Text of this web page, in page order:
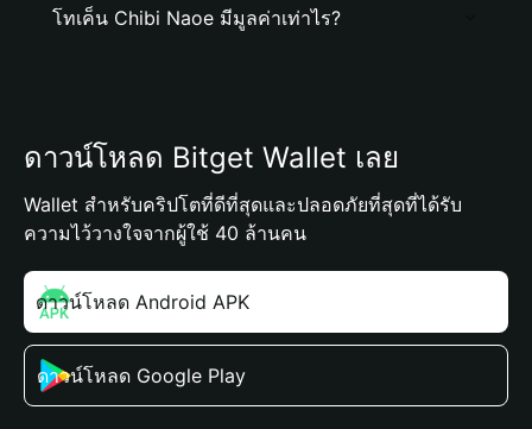
โทเค็น Chibi Naoe มีมูลค่าเท่าไร?
ดาวน์โหลด Bitget Wallet เลย
Wallet สำหรับคริปโตที่ดีที่สุดและปลอดภัยที่สุดที่ได้รับ
ความไว้วางใจจากผู้ใช้ 40 ล้านคน
ดาวน์โหลด Android APK
ดาวน์โหลด Google Play